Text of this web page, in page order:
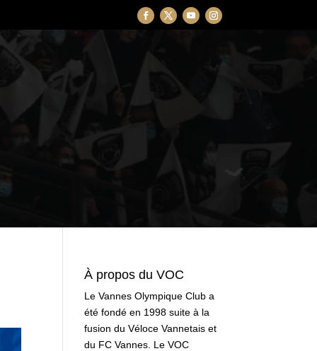
À propos du VOC
Le Vannes Olympique Club a
été fondé en 1998 suite à la
fusion du Véloce Vannetais et
du FC Vannes. Le VOC